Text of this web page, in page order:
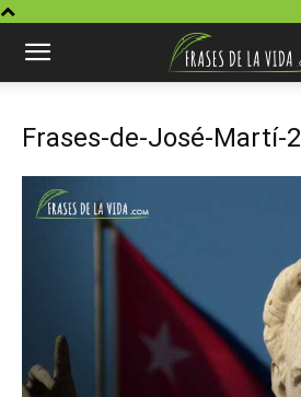
Frases-de-José-Martí-2